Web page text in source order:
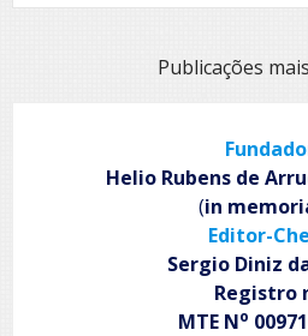
NavegaçãoPublicações
Helio Rubens de
(in
Editor-
Sergio Diniz
Registro
MTE No